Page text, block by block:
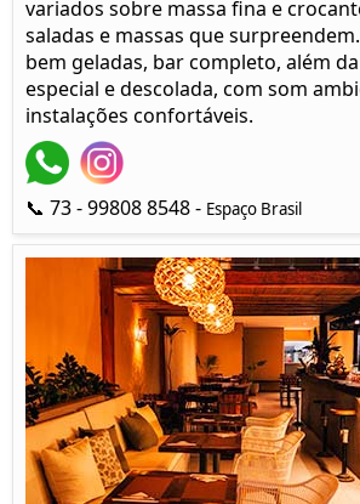
variados sobre massa fina e
saladas e massas que
bem geladas, bar completo, além
especial e descolada, com som
instalações confortáveis.
📞 73 - 99808 8548 - Espaço Brasil